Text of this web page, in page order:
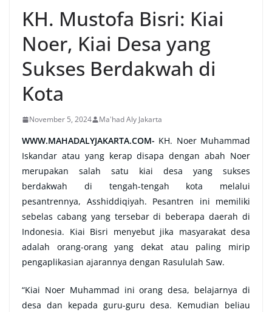
KH. Mustofa Bisri: Kiai
Noer, Kiai Desa yang
Sukses Berdakwah di
Kota
November 5, 2024 Ma'had Aly Jakarta
WWW.MAHADALYJAKARTA.COM- KH. Noer Muhammad
Iskandar atau yang kerap disapa dengan abah Noer
merupakan salah satu kiai desa yang sukses
berdakwah di tengah-tengah kota melalui
pesantrennya, Asshiddiqiyah. Pesantren ini memiliki
sebelas cabang yang tersebar di beberapa daerah di
Indonesia. Kiai Bisri menyebut jika masyarakat desa
adalah orang-orang yang dekat atau paling mirip
pengaplikasian ajarannya dengan Rasululah Saw.
“Kiai Noer Muhammad ini orang desa, belajarnya di
desa dan kepada guru-guru desa. Kemudian beliau